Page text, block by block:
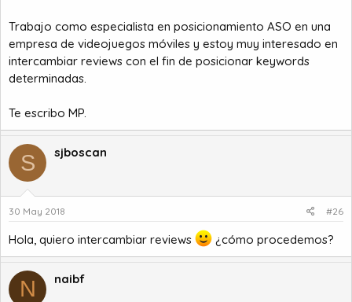
Trabajo como especialista en posicionamiento ASO en una
empresa de videojuegos móviles y estoy muy interesado en
intercambiar reviews con el fin de posicionar keywords
determinadas.
Te escribo MP.
S sjboscan
30 May 2018 #26
Hola, quiero intercambiar reviews ¿cómo procedemos?
N naibf